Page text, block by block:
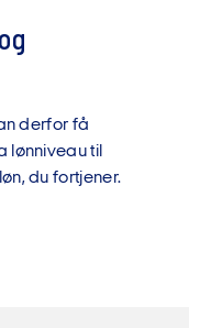
derfor få
lønniveau til
du fortjener.